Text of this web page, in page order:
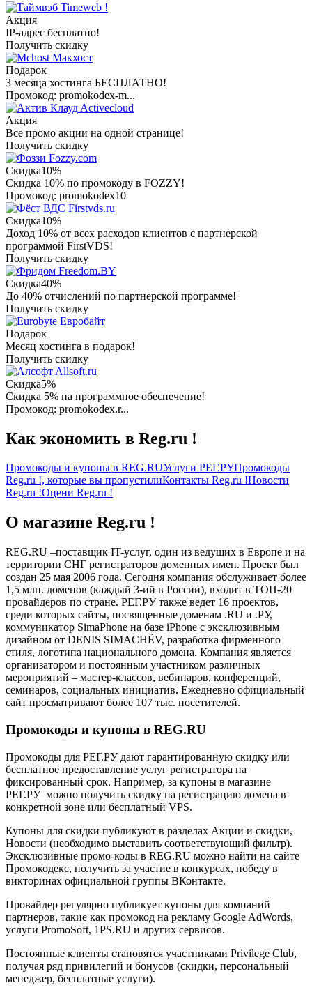
Timeweb !
Акция
IP-адрес бесплатно!
Получить скидку
Макхост
Подарок
3 месяца хостинга БЕСПЛАТНО!
Промокод: promokodex-m...
Activecloud
Акция
Все промо акции на одной странице!
Получить скидку
Fozzy.com
Скидка10%
Скидка 10% по промокоду в FOZZY!
Промокод: promokodex10
Firstvds.ru
Скидка10%
Доход 10% от всех расходов клиентов с партнерской
программой FirstVDS!
Получить скидку
Freedom.BY
Скидка40%
До 40% отчислений по партнерской программе!
Получить скидку
Евробайт
Подарок
Месяц хостинга в подарок!
Получить скидку
Allsoft.ru
Скидка5%
Скидка 5% на программное обеспечение!
Промокод: promokodex.r...
Как экономить в Reg.ru !
Промокоды и купоны в REG.RUУслуги РЕГ.РУПромокоды
Reg.ru !, которые вы пропустилиКонтакты Reg.ru !Новости
Reg.ru !Оцени Reg.ru !
О магазине Reg.ru !
REG.RU –поставщик IT-услуг, один из ведущих в Европе и на
территории СНГ регистраторов доменных имен. Проект был
создан 25 мая 2006 года. Сегодня компания обслуживает более
1,5 млн. доменов (каждый 3-ий в России), входит в ТОП-20
провайдеров по стране. РЕГ.РУ также ведет 16 проектов,
среди которых сайты, посвященные доменам .RU и .РУ,
коммуникатор SimaPhone на базе iPhone с эксклюзивным
дизайном от DENIS SIMACHЁV, разработка фирменного
стиля, логотипа национального домена. Компания является
организатором и постоянным участником различных
мероприятий – мастер-классов, вебинаров, конференций,
семинаров, социальных инициатив. Ежедневно официальный
сайт просматривают более 107 тыс. посетителей.
Промокоды и купоны в REG.RU
Промокоды для РЕГ.РУ дают гарантированную скидку или
бесплатное предоставление услуг регистратора на
фиксированный срок. Например, за купоны в магазине
РЕГ.РУ можно получить скидку на регистрацию домена в
конкретной зоне или бесплатный VPS.
Купоны для скидки публикуют в разделах Акции и скидки,
Новости (необходимо выставить соответствующий фильтр).
Эксклюзивные промо-коды в REG.RU можно найти на сайте
Промокодекс, получить за участие в конкурсах, победу в
викторинах официальной группы ВКонтакте.
Провайдер регулярно публикует купоны для компаний
партнеров, такие как промокод на рекламу Google AdWords,
услуги PromoSoft, 1PS.RU и других сервисов.
Постоянные клиенты становятся участниками Privilege Club,
получая ряд привилегий и бонусов (скидки, персональный
менеджер, бесплатные услуги).